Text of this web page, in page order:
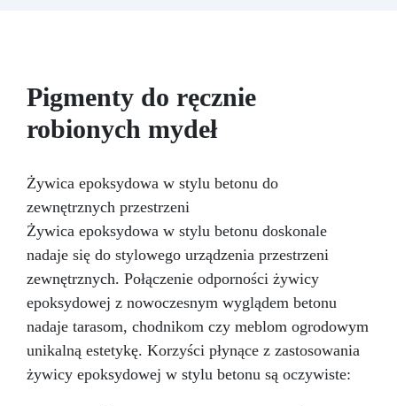
dekoracyjnych mydeł, które utrzymają się przez
długi czas, dzięki specjalnej formule.
łatwe w użyciu: Baza do mydeł AloeSoap łatwo
się rozpuszcza w kąpieli wodnej i może być
sprawia, że proces tworzenia mydeł jest prosty
i szybki.
Bezpieczne: Wyprodukowane z
naturalnych i bezpiecznych składników, baza do
mydeł AloeSoap została poddana testom
dermatologicznym, gwarantując delikatny dla
skóry produkt końcowy, wolny od szkodliwych
substancji.
Z aloesem: Baza do mydeł
AloeSoap zawiera aloes, znany ze swoich
właściwości odżywczych, nawilżających i
łagodzących dla skóry.
Idealne również do
Mydeł Dekoracyjnych, baza do mydeł AloeSoap
została stworzona, aby utrzymać się w czasie,
Pigmenty do ręcznie
robionych mydeł
Żywica epoksydowa w stylu betonu do
zewnętrznych przestrzeni
Żywica epoksydowa w stylu betonu doskonale
nadaje się do stylowego urządzenia przestrzeni
zewnętrznych. Połączenie odporności żywicy
epoksydowej z nowoczesnym wyglądem betonu
nadaje tarasom, chodnikom czy meblom ogrodowym
unikalną estetykę. Korzyści płynące z zastosowania
żywicy epoksydowej w stylu betonu są oczywiste: